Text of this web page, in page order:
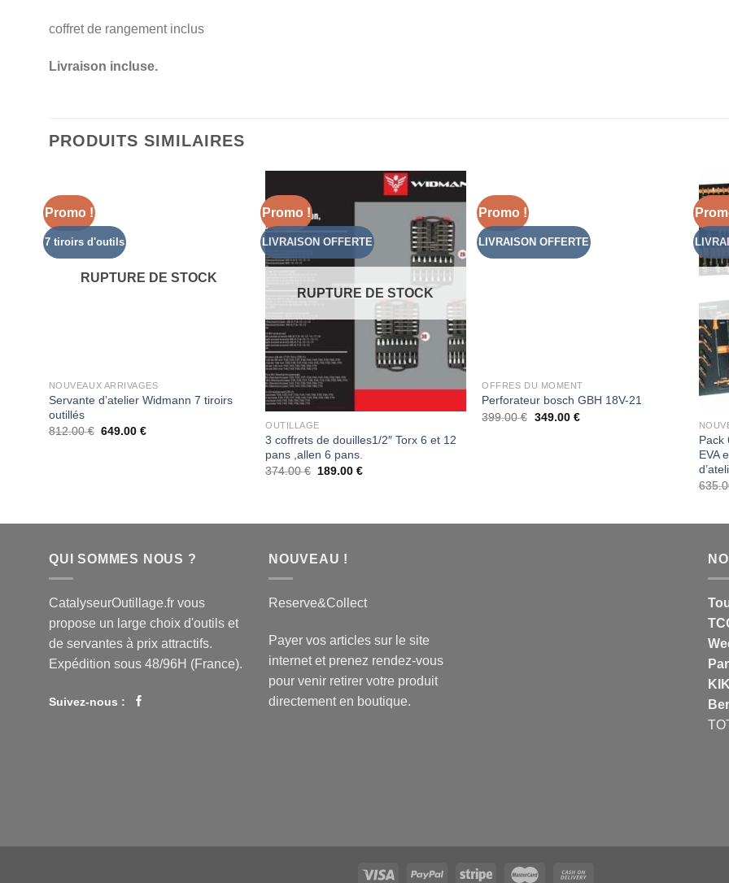
coffret de rangement inclus
Livraison incluse.
PRODUITS SIMILAIRES
Promo !
7 tiroirs d'outils
RUPTURE DE STOCK
NOUVEAUX ARRIVAGES
Servante d’atelier Widmann 7 tiroirs
outillés
812.00€ 649.00€
Promo !
LIVRAISON OFFERTE
Add to
Wishlist
RUPTURE DE STOCK
OUTILLAGE
3 coffrets de douilles1/2″ Torx 6 et 12
pans ,allen 6 pans.
374.00€ 189.00€
Promo !
LIVRAISON OFFERTE
OFFRES DU MOMENT
Perforateur bosch GBH 18V-21
399.00€ 349.00 €
Pack
EVA
QUI SOMMES NOUS ?
CatalyseurOutillage.fr vous
propose un large choix d'outils et
de servantes à prix attractifs.
Expédition sous 48/96H (France).
Suivez-nous :
NOUVEAU !
Reserve&Collect
Payer vos articles sur le site
internet et prenez rendez-vous
pour venir retirer votre produit
directement en boutique.